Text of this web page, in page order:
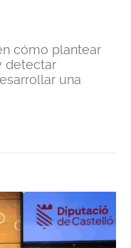
cómo plantear
detectar
una